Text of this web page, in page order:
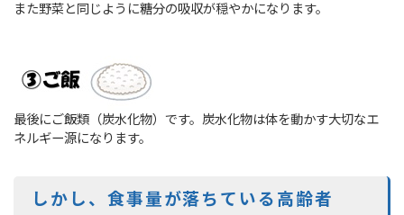
また野菜と同じように糖分の吸収が穏やかになります。
最後にご飯類（炭水化物）です。炭水化物は体を動かす大切なエ
ネルギー源になります。
しかし、食事量が落ちている高齢者